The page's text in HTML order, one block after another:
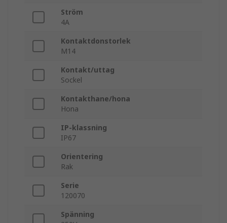
Ström
4A
Kontaktdonstorlek
M14
Kontakt/uttag
Sockel
Kontakthane/hona
Hona
IP-klassning
IP67
Orientering
Rak
Serie
120070
Spänning